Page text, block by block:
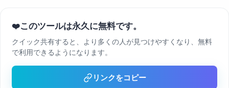
❤️このツールは永久に無料です。
クイック共有すると、より多くの人が見つけやすくなり、無料
で利用できるようになります。
リンクをコピー